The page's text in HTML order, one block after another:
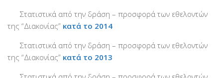
Στήριξέ μας
Με τραπεζική κατάθεση
PayPal
Δράσεις
Στατιστικά από την δράση – προσφορά των εθελοντών
της “Διακονίας” κατά το 2014
Στατιστικά από την δράση – προσφορά των εθελοντών
της “Διακονίας” κατά το 2013